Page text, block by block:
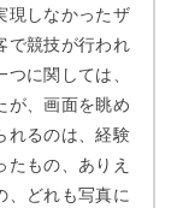
現しなかったザ
で競技が行われ
に関しては、
が、画面を眺め
れるのは、経験
もの、ありえ
、どれも写真に